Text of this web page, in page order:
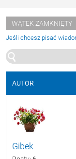
WĄTEK ZAMKNIĘTY
Jeśli chcesz pisać
AUTOR
Gibek